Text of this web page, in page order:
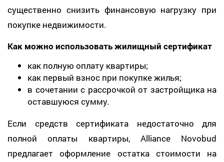
существенно снизить финансовую нагрузку при
покупке недвижимости.
Как можно использовать жилищный сертификат
как полную оплату квартиры;
как первый взнос при покупке жилья;
в сочетании с рассрочкой от застройщика на
оставшуюся сумму.
Если средств сертификата недостаточно для
полной оплаты квартиры, Alliance Novobud
предлагает оформление остатка стоимости на